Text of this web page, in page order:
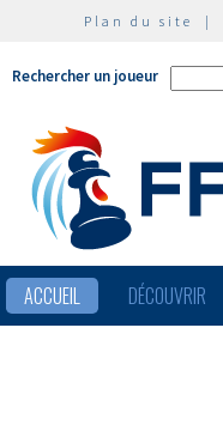
Plan du site |
Rechercher un joueur
ACCUEIL DÉCOUVRIR